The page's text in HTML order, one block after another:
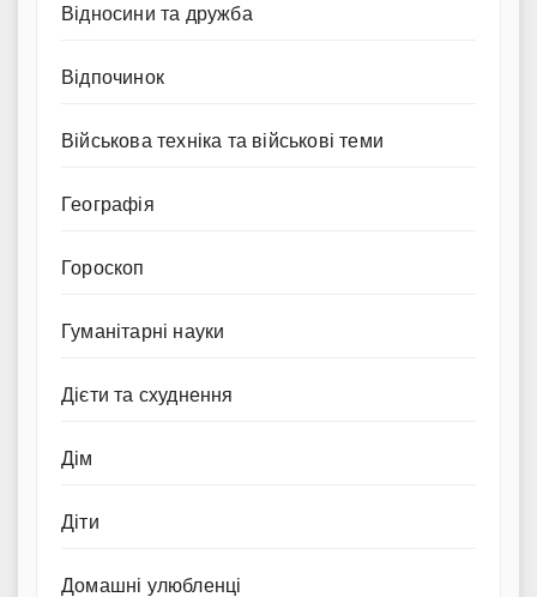
Відносини та дружба
Відпочинок
Військова техніка та військові теми
Географія
Гороскоп
Гуманітарні науки
Дієти та схуднення
Дім
Діти
Домашні улюбленці